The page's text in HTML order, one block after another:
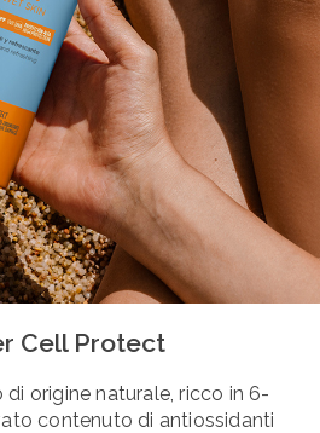
Cell Protect
origine naturale, ricco in 6-
contenuto di antiossidanti